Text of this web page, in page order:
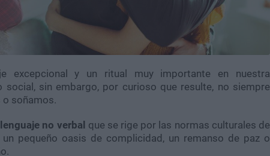
excepcional y un ritual muy importante en nuestra
sin embargo, por curioso que resulte, no siempre
o soñamos.
no verbal que se rige por las normas culturales de
pequeño oasis de complicidad, un remanso de paz o